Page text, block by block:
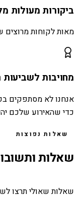
ביקורות מעולות
מאות לקוחות מרוצים
מחויבות לשביעות
אנחנו לא מסתפקים
כדי שהאירוע שלכם
שאלות נפוצות
שאלות
שאלות שאולי תרצו